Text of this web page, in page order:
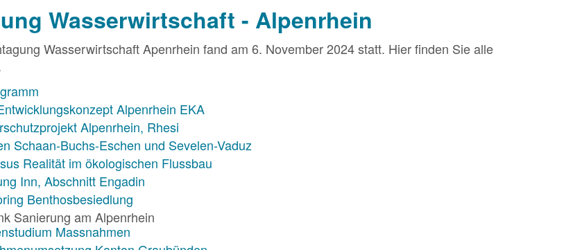
Wasserwirtschaft - Alpenrhein
Wasserwirtschaft Apenrhein fand am 6. November 2024 statt. Hier finden Sie alle
Alpenrhein EKA
Alpenrhein, Rhesi
Schaan-Buchs-Eschen und Sevelen-Vaduz
Realität im ökologischen Flussbau
Inn, Abschnitt Engadin
Benthosbesiedlung
Sanierung am Alpenrhein
Massnahmen